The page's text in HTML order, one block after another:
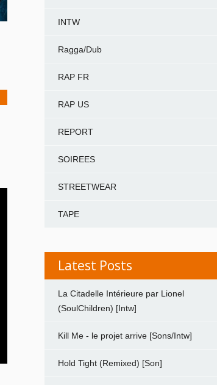
INTW
Ragga/Dub
RAP FR
RAP US
REPORT
SOIREES
STREETWEAR
TAPE
Latest Posts
La Citadelle Intérieure par Lionel
(SoulChildren) [Intw]
Kill Me - le projet arrive [Sons/Intw]
Hold Tight (Remixed) [Son]